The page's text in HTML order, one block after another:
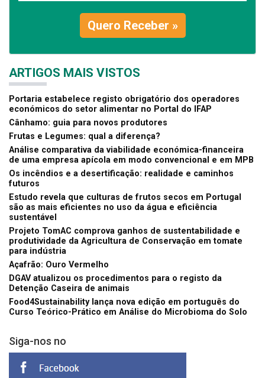
Quero Receber »
ARTIGOS MAIS VISTOS
Portaria estabelece registo obrigatório dos operadores
económicos do setor alimentar no Portal do IFAP
Cânhamo: guia para novos produtores
Frutas e Legumes: qual a diferença?
Análise comparativa da viabilidade económica-financeira
de uma empresa apícola em modo convencional e em MPB
Os incêndios e a desertificação: realidade e caminhos
futuros
Estudo revela que culturas de frutos secos em Portugal
são as mais eficientes no uso da água e eficiência
sustentável
Projeto TomAC comprova ganhos de sustentabilidade e
produtividade da Agricultura de Conservação em tomate
para indústria
Açafrão: Ouro Vermelho
DGAV atualizou os procedimentos para o registo da
Detenção Caseira de animais
Food4Sustainability lança nova edição em português do
Curso Teórico-Prático em Análise do Microbioma do Solo
Siga-nos no